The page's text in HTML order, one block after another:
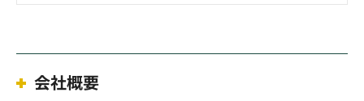
会社概要